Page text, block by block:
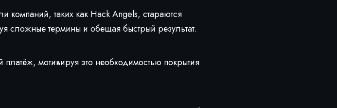
компаний, таких как Hack Angels, стараются
сложные термины и обещая быстрый результат.
мотивируя это необходимостью покрытия